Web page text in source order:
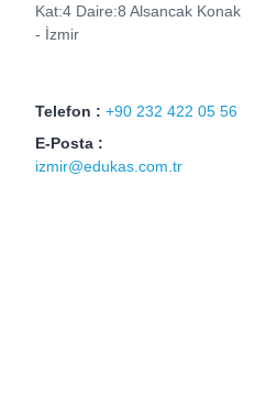
Kat:4 Daire:8 Alsancak Konak
- İzmir
Telefon : +90 232 422 05 56
E-Posta :
izmir@edukas.com.tr